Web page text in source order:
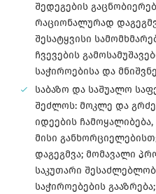
შედეგების
რაციონალურად
შესატყვისი
ჩვევების
საჭიროებისა და
საბაზო და საშუალო
შეძლოს: მოკლე და
იდეების
მისი
დაგეგმვა; მომავალი
საკუთარი
საჭიროებების